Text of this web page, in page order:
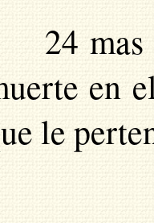
24
en
le